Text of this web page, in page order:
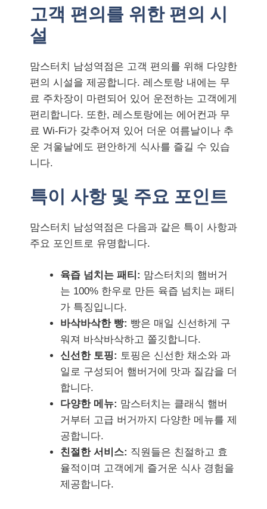
고객 편의를 위한 편의 시
설
맘스터치 남성역점은 고객 편의를 위해 다양한
편의 시설을 제공합니다. 레스토랑 내에는 무
료 주차장이 마련되어 있어 운전하는 고객에게
편리합니다. 또한, 레스토랑에는 에어컨과 무
료 Wi-Fi가 갖추어져 있어 더운 여름날이나 추
운 겨울날에도 편안하게 식사를 즐길 수 있습
니다.
특이 사항 및 주요 포인트
맘스터치 남성역점은 다음과 같은 특이 사항과
주요 포인트로 유명합니다.
육즙 넘치는 패티: 맘스터치의 햄버거
는 100% 한우로 만든 육즙 넘치는 패티
가 특징입니다.
바삭바삭한 빵: 빵은 매일 신선하게 구
워져 바삭바삭하고 쫄깃합니다.
신선한 토핑: 토핑은 신선한 채소와 과
일로 구성되어 햄버거에 맛과 질감을 더
합니다.
다양한 메뉴: 맘스터치는 클래식 햄버
거부터 고급 버거까지 다양한 메뉴를 제
공합니다.
친절한 서비스: 직원들은 친절하고 효
율적이며 고객에게 즐거운 식사 경험을
제공합니다.